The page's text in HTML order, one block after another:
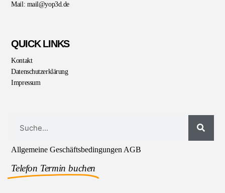
Mail: mail@yop3d.de
QUICK LINKS
Kontakt
Datenschutzerklärung
Impressum
Allgemeine Geschäftsbedingungen AGB
Telefon Termin buchen